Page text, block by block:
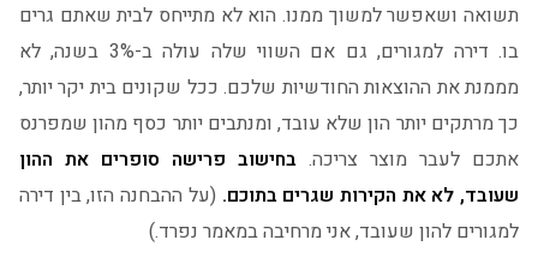
תשואה ושאפשר למשוך ממנו. הוא לא מתייחס לבית שאתם גרים
בו. דירה למגורים, גם אם השווי שלה עולה ב-3% בשנה, לא
מממנת את ההוצאות החודשיות שלכם. ככל שקונים בית יקר יותר,
כך מרתקים יותר הון שלא עובד, ומנתבים יותר כסף מהון שמפרנס
אתכם לעבר מוצר צריכה. בחישוב פרישה סופרים את ההון
שעובד, לא את הקירות שגרים בתוכם. (על ההבחנה הזו, בין דירה
למגורים להון שעובד, אני מרחיבה במאמר נפרד.)